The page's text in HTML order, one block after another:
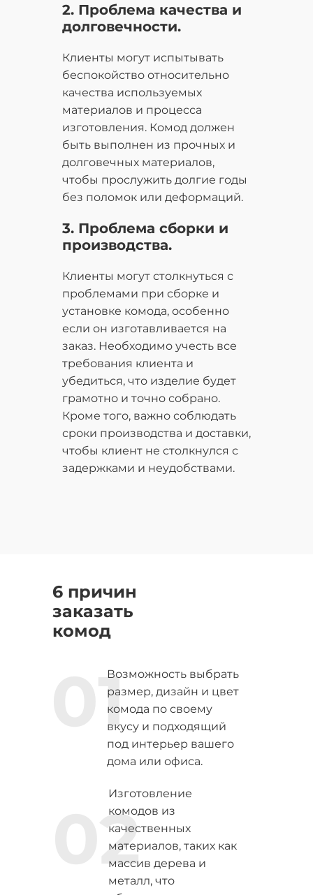
2. Проблема качества и
долговечности.
Клиенты могут испытывать
беспокойство относительно
качества используемых
материалов и процесса
изготовления. Комод должен
быть выполнен из прочных и
долговечных материалов,
чтобы прослужить долгие годы
без поломок или деформаций.
3. Проблема сборки и
производства.
Клиенты могут столкнуться с
проблемами при сборке и
установке комода, особенно
если он изготавливается на
заказ. Необходимо учесть все
требования клиента и
убедиться, что изделие будет
грамотно и точно собрано.
Кроме того, важно соблюдать
сроки производства и доставки,
чтобы клиент не столкнулся с
задержками и неудобствами.
6 причин
заказать
комод
Возможность выбрать
размер, дизайн и цвет
комода по своему
вкусу и подходящий
под интерьер вашего
дома или офиса.
Изготовление
комодов из
качественных
материалов, таких как
массив дерева и
металл, что
01
02